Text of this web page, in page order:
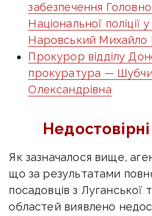
забезпечення
Національної поліції
Наровський Михайло
Прокурор відділу
прокуратура —
Олександрівна
Як зазначалося вище,
що за результатами
посадовців з Луганської
областей виявлено